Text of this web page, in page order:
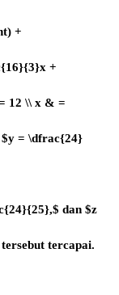
+
+
12 \\ x & =
= \dfrac{24}
dan $z
tercapai.